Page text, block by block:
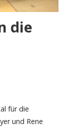
die
für die
und Rene